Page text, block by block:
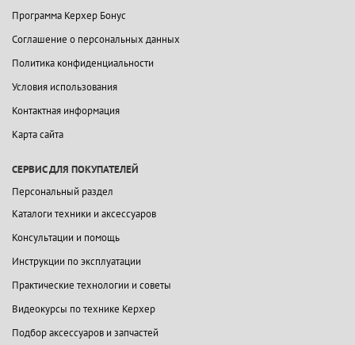
Программа Керхер Бонус
Соглашение о персональных данных
Политика конфиденциальности
Условия использования
Контактная информация
Карта сайта
СЕРВИС ДЛЯ ПОКУПАТЕЛЕЙ
Персональный раздел
Каталоги техники и аксессуаров
Консультации и помощь
Инструкции по эксплуатации
Практические технологии и советы
Видеокурсы по технике Керхер
Подбор аксессуаров и запчастей